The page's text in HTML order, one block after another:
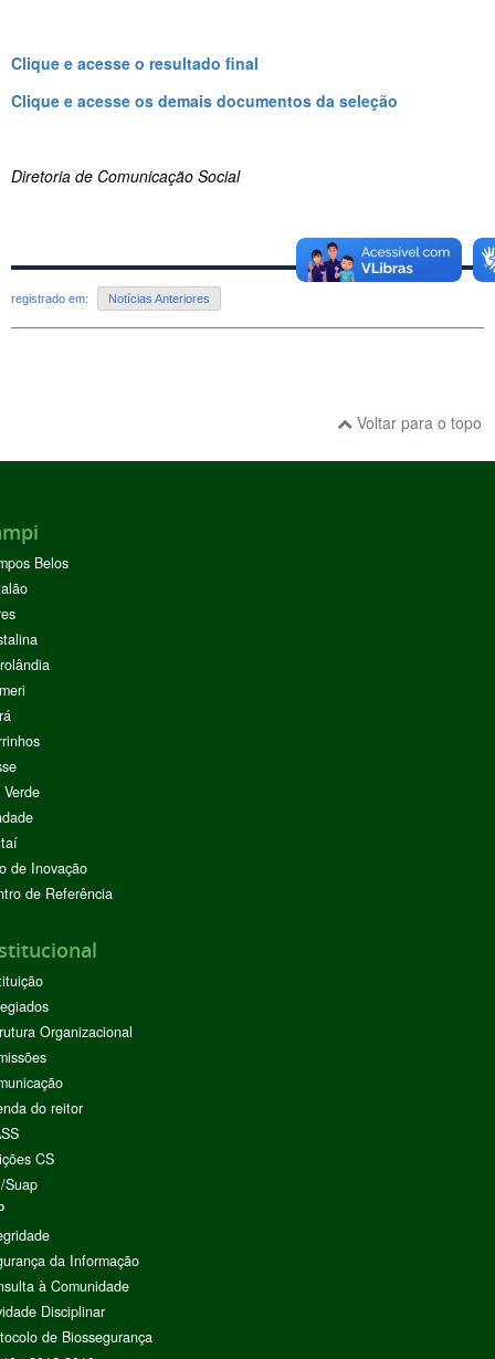
Clique e acesse o resultado final
Clique e acesse os demais documentos da seleção
Diretoria de Comunicação Social
registrado em: Notícias Anteriores
Voltar para o topo
Belos
de Inovação
de Referência
Organizacional
do reitor
CS
Suap
da Informação
à Comunidade
Disciplinar
de Biossegurança